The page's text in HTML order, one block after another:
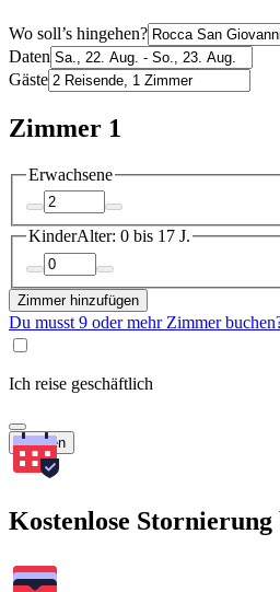
Wo soll’s hingehen?
Daten
Gäste
Zimmer 1
Erwachsene
KinderAlter: 0 bis 17 J.
Zimmer hinzufügen
Du musst 9 oder mehr Zimmer
Ich reise geschäftlich
Suchen
Kostenlose